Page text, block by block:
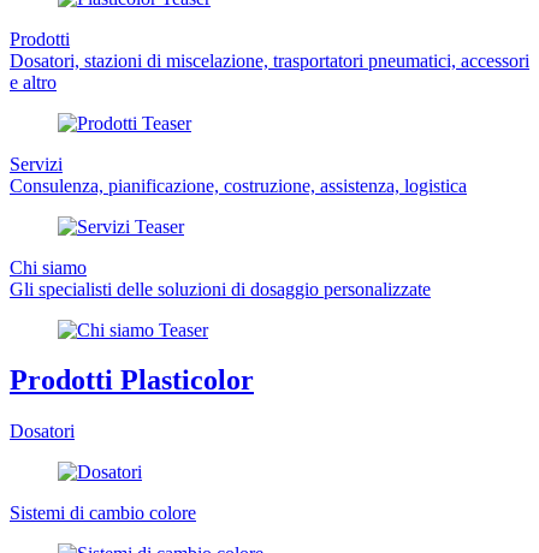
Prodotti
Dosatori, stazioni di miscelazione, trasportatori pneumatici, accessori
e altro
Servizi
Consulenza, pianificazione, costruzione, assistenza, logistica
Chi siamo
Gli specialisti delle soluzioni di dosaggio personalizzate
Prodotti Plasticolor
Dosatori
Sistemi di cambio colore